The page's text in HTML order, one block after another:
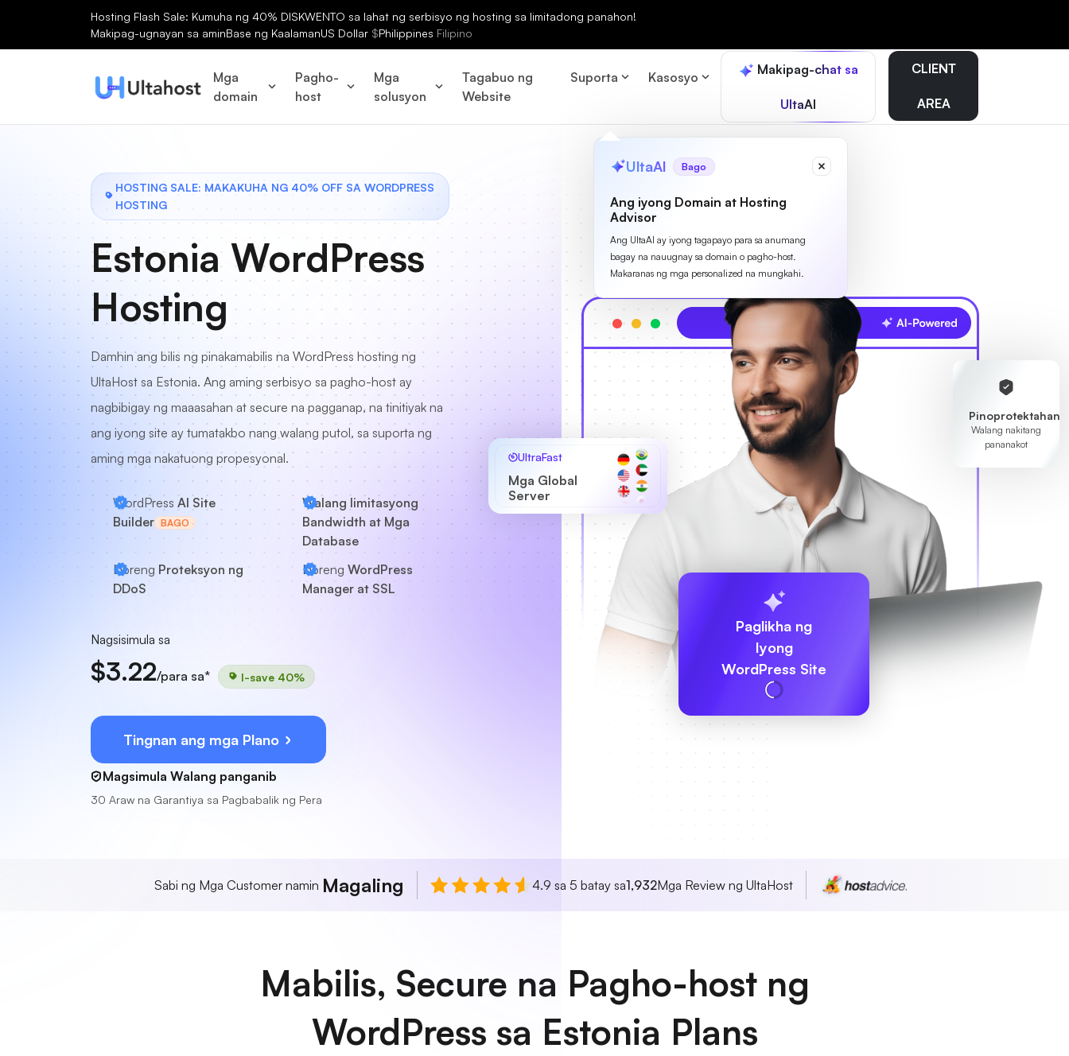
Hosting Flash Sale: Kumuha ng 40% DISKWENTO sa lahat ng serbisyo ng hosting sa limitadong panahon!
Makipag-ugnayan sa aminBase ng KaalamanUS Dollar $Philippines Filipino
Mga
domain
Pagho-
host
Mga
solusyon
Tagabuo ng
Website
Suporta Kasosyo Makipag-chat sa
UltaAI
UltaAI Bago
Ang iyong Domain at Hosting
Advisor
Ang UltaAI ay iyong tagapayo para sa anumang
bagay na nauugnay sa domain o pagho-host.
Makaranas ng mga personalized na mungkahi.
CLIENT
AREA
HOSTING SALE: MAKAKUHA NG 40% OFF SA WORDPRESS
HOSTING
Estonia WordPress
Hosting
Damhin ang bilis ng pinakamabilis na WordPress hosting ng
UltaHost sa Estonia. Ang aming serbisyo sa pagho-host ay
nagbibigay ng maaasahan at secure na pagganap, na tinitiyak na
ang iyong site ay tumatakbo nang walang putol, sa suporta ng
aming mga nakatuong propesyonal.
WordPress AI Site
Builder BAGO
Walang limitasyong
Bandwidth at Mga
Database
Libreng Proteksyon ng
DDoS
Libreng WordPress
Manager at SSL
Nagsisimula sa
$3.22/para sa* I-save 40%
Tingnan ang mga Plano
Magsimula Walang panganib
30 Araw na Garantiya sa Pagbabalik ng Pera
Pinoprotektahan
Walang nakitang
pananakot
UltraFast
Mga Global
Server
Paglikha ng
Iyong
WordPress Site
Sabi ng Mga Customer namin Magaling 4.9 sa 5 batay sa1,932Mga Review ng UltaHost
Mabilis, Secure na Pagho-host ng
WordPress sa Estonia Plans